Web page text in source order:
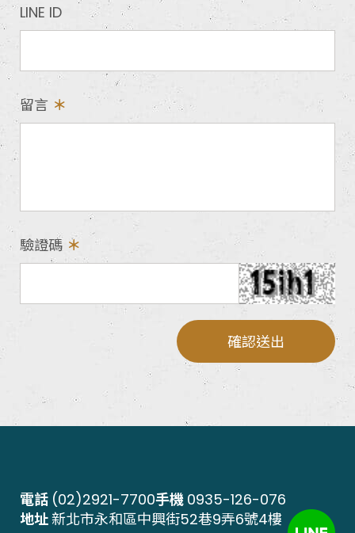
LINE ID
留言
驗證碼
確認送出
電話 (02)2921-7700手機 0935-126-076
地址新北市永和區中興街52巷9弄6號4樓